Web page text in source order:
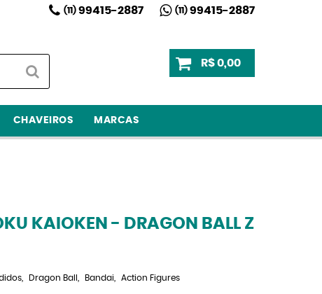
(11)99415-2887 (11)99415-2887
R$ 0,00
CHAVEIROS MARCAS
KAIOKEN - DRAGON BALL Z
Dragon Ball Bandai
Action Figures